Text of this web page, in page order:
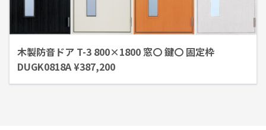
木製防音ドア T-3 800×1800 窓〇 鍵〇 固定枠
DUGK0818A ¥387,200